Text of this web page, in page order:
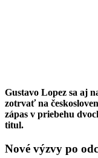
Gustavo Lopez sa aj
zotrvať na
zápas v priebehu
titul.
Nové výzvy po